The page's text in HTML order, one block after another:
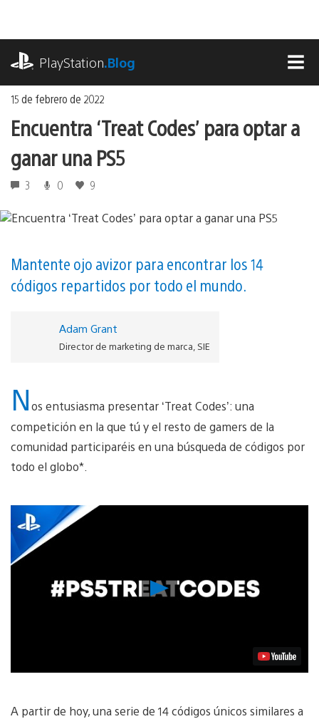
contenido
PlayStation.Blog
15 de febrero de 2022
Encuentra ‘Treat Codes’ para optar a
ganar una PS5
3 0 9
Mantente ojo avizor para encontrar los 14
códigos repartidos por todo el mundo.
Adam Grant
Director de marketing de marca, SIE
Nos entusiasma presentar ‘Treat Codes’: una
competición en la que tú y el resto de gamers de la
comunidad participaréis en una búsqueda de códigos por
todo el globo*.
Reproducir
vídeo
A partir de hoy, una serie de 14 códigos únicos similares a